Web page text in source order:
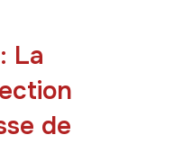
La
de